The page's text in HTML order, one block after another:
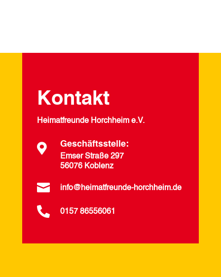
Kontakt
Heimatfreunde Horchheim e.V.
 Geschäftsstelle:
Emser Straße 297
56076 Koblenz
 info@heimatfreunde-horchheim.de
 0157 86556061